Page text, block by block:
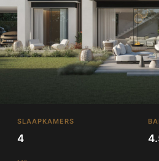
SLAAPKAMERS
4